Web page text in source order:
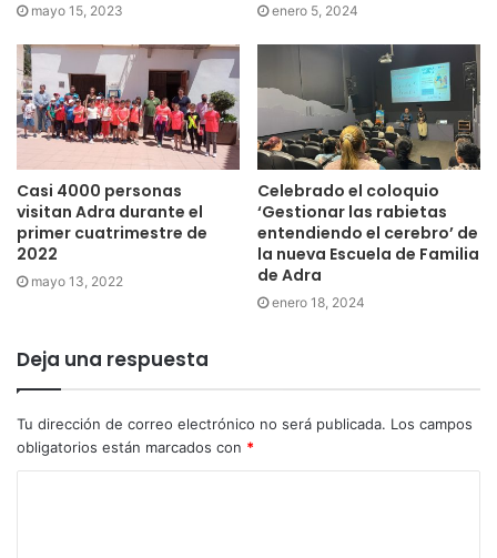
mayo 15, 2023 enero 5, 2024
Casi 4000 personas
visitan Adra durante el
primer cuatrimestre de
2022
mayo 13, 2022
Celebrado el coloquio
‘Gestionar las rabietas
entendiendo el cerebro’ de
la nueva Escuela de Familia
de Adra
enero 18, 2024
Deja una respuesta
Tu dirección de correo electrónico no será publicada. Los campos
obligatorios están marcados con *